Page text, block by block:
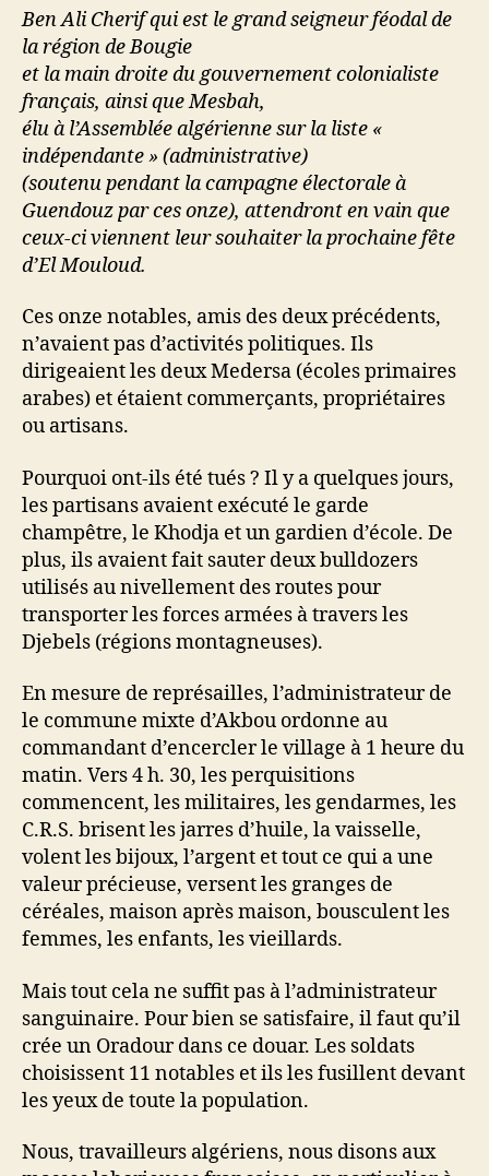
Ben Ali Cherif qui est le grand seigneur féodal de
la région de Bougie
et la main droite du gouvernement colonialiste
français, ainsi que Mesbah,
élu à l’Assemblée algérienne sur la liste «
indépendante » (administrative)
(soutenu pendant la campagne électorale à
Guendouz par ces onze), attendront en vain que
ceux-ci viennent leur souhaiter la prochaine fête
d’El Mouloud.
Ces onze notables, amis des deux précédents,
n’avaient pas d’activités politiques. Ils
dirigeaient les deux Medersa (écoles primaires
arabes) et étaient commerçants, propriétaires
ou artisans.
Pourquoi ont-ils été tués ? Il y a quelques jours,
les partisans avaient exécuté le garde
champêtre, le Khodja et un gardien d’école. De
plus, ils avaient fait sauter deux bulldozers
utilisés au nivellement des routes pour
transporter les forces armées à travers les
Djebels (régions montagneuses).
En mesure de représailles, l’administrateur de
le commune mixte d’Akbou ordonne au
commandant d’encercler le village à 1 heure du
matin. Vers 4 h. 30, les perquisitions
commencent, les militaires, les gendarmes, les
C.R.S. brisent les jarres d’huile, la vaisselle,
volent les bijoux, l’argent et tout ce qui a une
valeur précieuse, versent les granges de
céréales, maison après maison, bousculent les
femmes, les enfants, les vieillards.
Mais tout cela ne suffit pas à l’administrateur
sanguinaire. Pour bien se satisfaire, il faut qu’il
crée un Oradour dans ce douar. Les soldats
choisissent 11 notables et ils les fusillent devant
les yeux de toute la population.
Nous, travailleurs algériens, nous disons aux